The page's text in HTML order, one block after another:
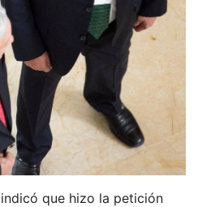
que hizo la petición